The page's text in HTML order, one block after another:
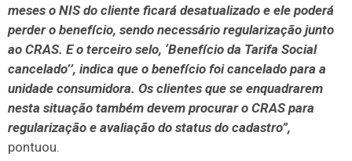
meses o NIS do cliente ficará desatualizado e ele poderá
perder o benefício, sendo necessário regularização junto
ao CRAS. E o terceiro selo, ‘Benefício da Tarifa Social
cancelado’’, indica que o benefício foi cancelado para a
unidade consumidora. Os clientes que se enquadrarem
nesta situação também devem procurar o CRAS para
regularização e avaliação do status do cadastro”,
pontuou.